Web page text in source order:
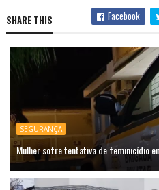
SHARE THIS Facebook
SEGURANÇA
Mulher sofre tentativa de feminicídio